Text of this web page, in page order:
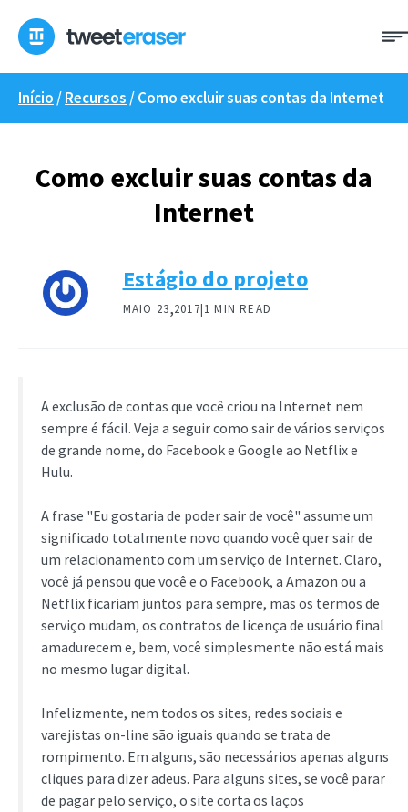
para
conteúdo
Início /Recursos /Como excluir suas contas da Internet
Como excluir suas contas da
Internet
Estágio do projeto
MAIO 23,2017|1 MIN READ
A exclusão de contas que você criou na Internet nem
sempre é fácil. Veja a seguir como sair de vários serviços
de grande nome, do Facebook e Google ao Netflix e
Hulu.
A frase "Eu gostaria de poder sair de você" assume um
significado totalmente novo quando você quer sair de
um relacionamento com um serviço de Internet. Claro,
você já pensou que você e o Facebook, a Amazon ou a
Netflix ficariam juntos para sempre, mas os termos de
serviço mudam, os contratos de licença de usuário final
amadurecem e, bem, você simplesmente não está mais
no mesmo lugar digital.
Infelizmente, nem todos os sites, redes sociais e
varejistas on-line são iguais quando se trata de
rompimento. Em alguns, são necessários apenas alguns
cliques para dizer adeus. Para alguns sites, se você parar
de pagar pelo serviço, o site corta os laços